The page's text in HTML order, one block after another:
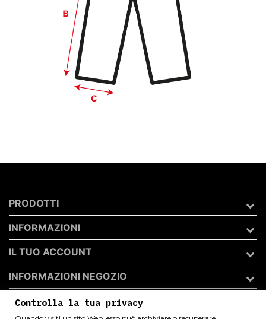
PRODOTTI
INFORMAZIONI
IL TUO ACCOUNT
INFORMAZIONI NEGOZIO
Controlla la tua privacy